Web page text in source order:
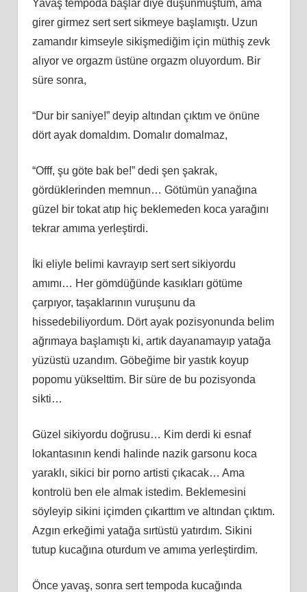
Yavaş tempoda başlar diye düşünmüştüm, ama
girer girmez sert sert sikmeye başlamıştı. Uzun
zamandır kimseyle sikişmediğim için müthiş zevk
alıyor ve orgazm üstüne orgazm oluyordum. Bir
süre sonra,
“Dur bir saniye!” deyip altından çıktım ve önüne
dört ayak domaldım. Domalır domalmaz,
“Offf, şu göte bak be!” dedi şen şakrak,
gördüklerinden memnun… Götümün yanağına
güzel bir tokat atıp hiç beklemeden koca yarağını
tekrar amıma yerleştirdi.
İki eliyle belimi kavrayıp sert sert sikiyordu
amımı… Her gömdüğünde kasıkları götüme
çarpıyor, taşaklarının vuruşunu da
hissedebiliyordum. Dört ayak pozisyonunda belim
ağrımaya başlamıştı ki, artık dayanamayıp yatağa
yüzüstü uzandım. Göbeğime bir yastık koyup
popomu yükselttim. Bir süre de bu pozisyonda
sikti…
Güzel sikiyordu doğrusu… Kim derdi ki esnaf
lokantasının kendi halinde nazik garsonu koca
yaraklı, sikici bir porno artisti çıkacak… Ama
kontrolü ben ele almak istedim. Beklemesini
söyleyip sikini içimden çıkarttım ve altından çıktım.
Azgın erkeğimi yatağa sırtüstü yatırdım. Sikini
tutup kucağına oturdum ve amıma yerleştirdim.
Önce yavaş, sonra sert tempoda kucağında